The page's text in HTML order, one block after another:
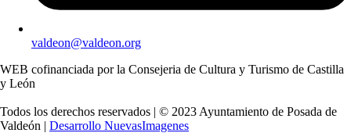
valdeon@valdeon.org
WEB cofinanciada por la Consejeria de Cultura y Turismo de Castilla
y León
Todos los derechos reservados | © 2023 Ayuntamiento de Posada de
Valdeón | Desarrollo NuevasImagenes